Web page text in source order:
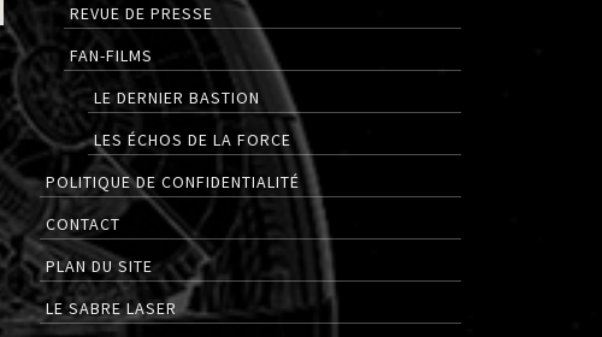
REVUE DE PRESSE
FAN-FILMS
LE DERNIER BASTION
LES ÉCHOS DE LA FORCE
POLITIQUE DE CONFIDENTIALITÉ
CONTACT
PLAN DU SITE
LE SABRE LASER